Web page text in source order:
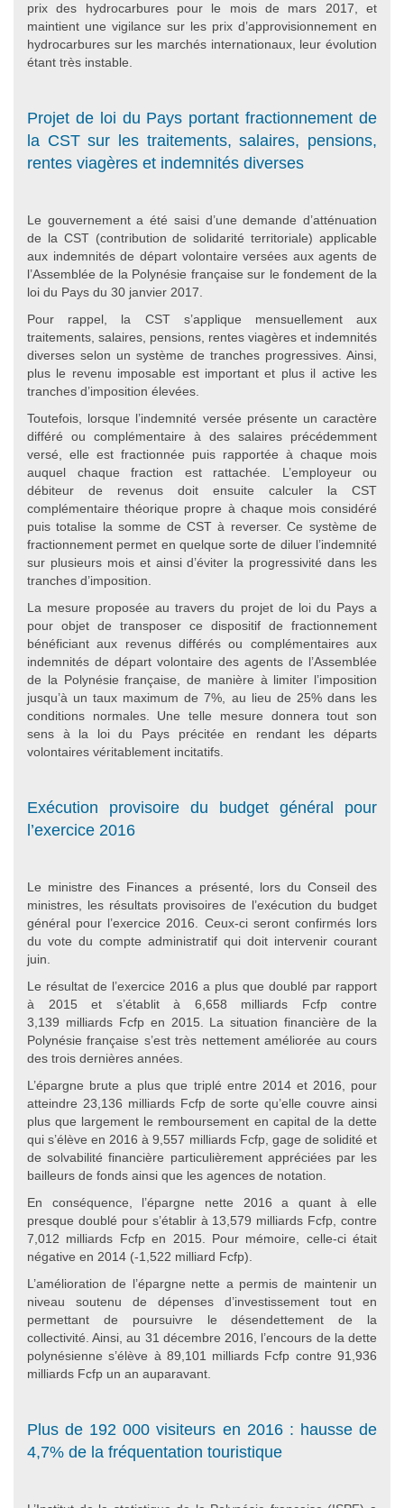
prix des hydrocarbures pour le mois de mars 2017, et
maintient une vigilance sur les prix d’approvisionnement en
hydrocarbures sur les marchés internationaux, leur évolution
étant très instable.
Projet de loi du Pays portant fractionnement de
la CST sur les traitements, salaires, pensions,
rentes viagères et indemnités diverses
Le gouvernement a été saisi d’une demande d’atténuation
de la CST (contribution de solidarité territoriale) applicable
aux indemnités de départ volontaire versées aux agents de
l’Assemblée de la Polynésie française sur le fondement de la
loi du Pays du 30 janvier 2017.
Pour rappel, la CST s’applique mensuellement aux
traitements, salaires, pensions, rentes viagères et indemnités
diverses selon un système de tranches progressives. Ainsi,
plus le revenu imposable est important et plus il active les
tranches d’imposition élevées.
Toutefois, lorsque l’indemnité versée présente un caractère
différé ou complémentaire à des salaires précédemment
versé, elle est fractionnée puis rapportée à chaque mois
auquel chaque fraction est rattachée. L’employeur ou
débiteur de revenus doit ensuite calculer la CST
complémentaire théorique propre à chaque mois considéré
puis totalise la somme de CST à reverser. Ce système de
fractionnement permet en quelque sorte de diluer l’indemnité
sur plusieurs mois et ainsi d’éviter la progressivité dans les
tranches d’imposition.
La mesure proposée au travers du projet de loi du Pays a
pour objet de transposer ce dispositif de fractionnement
bénéficiant aux revenus différés ou complémentaires aux
indemnités de départ volontaire des agents de l’Assemblée
de la Polynésie française, de manière à limiter l’imposition
jusqu’à un taux maximum de 7%, au lieu de 25% dans les
conditions normales. Une telle mesure donnera tout son
sens à la loi du Pays précitée en rendant les départs
volontaires véritablement incitatifs.
Exécution provisoire du budget général pour
l’exercice 2016
Le ministre des Finances a présenté, lors du Conseil des
ministres, les résultats provisoires de l’exécution du budget
général pour l’exercice 2016. Ceux-ci seront confirmés lors
du vote du compte administratif qui doit intervenir courant
juin.
Le résultat de l’exercice 2016 a plus que doublé par rapport
à 2015 et s’établit à 6,658 milliards Fcfp contre
3,139 milliards Fcfp en 2015. La situation financière de la
Polynésie française s’est très nettement améliorée au cours
des trois dernières années.
L’épargne brute a plus que triplé entre 2014 et 2016, pour
atteindre 23,136 milliards Fcfp de sorte qu’elle couvre ainsi
plus que largement le remboursement en capital de la dette
qui s’élève en 2016 à 9,557 milliards Fcfp, gage de solidité et
de solvabilité financière particulièrement appréciées par les
bailleurs de fonds ainsi que les agences de notation.
En conséquence, l’épargne nette 2016 a quant à elle
presque doublé pour s’établir à 13,579 milliards Fcfp, contre
7,012 milliards Fcfp en 2015. Pour mémoire, celle-ci était
négative en 2014 (-1,522 milliard Fcfp).
L’amélioration de l’épargne nette a permis de maintenir un
niveau soutenu de dépenses d’investissement tout en
permettant de poursuivre le désendettement de la
collectivité. Ainsi, au 31 décembre 2016, l’encours de la dette
polynésienne s’élève à 89,101 milliards Fcfp contre 91,936
milliards Fcfp un an auparavant.
Plus de 192 000 visiteurs en 2016 : hausse de
4,7% de la fréquentation touristique